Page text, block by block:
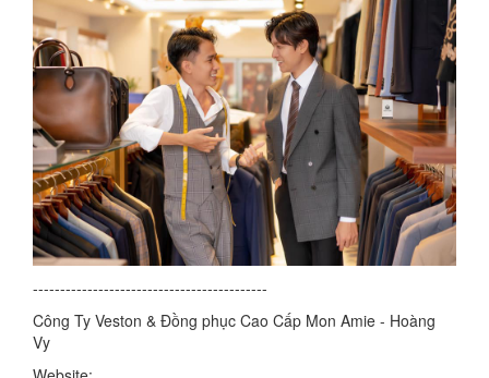
-------------------------------------------
Công Ty Veston & Đồng phục Cao Cấp Mon Amie - Hoàng
Vy